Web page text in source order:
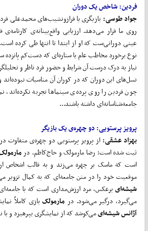
فردین: شاخص یک دوران
جواد طوسی:بازیگری با فرازونشیب‌های محمدعلی
روی ما قرار می‌دهد. ارزیابی واقع‌بینانه‌ی کارنامه‌ی
عینی دورانی‌ست که او از ابتدا تا انتها طی کرده
نوع برخورد مخاطب عام با ستاره‌ای که دست‌کم پانزده
نیاز به درک درست آن شرایط و حضور فرد ناظر و تحلیلگر
نسل‌های این دوران که در کوران آن مناسبات نبوده‌اند
چون فردین را روی پرده‌ی سینماها تجربه نکرده‌اند،
جامعه‌شناسانه‌ای داشته باشند...
پرویز پرستویی: دو چهره‌ی یک بازیگر
بهزاد عشقی:از پرویز پرستویی دو چهره‌ی متفاوت
ثبت شده است: رضا مارمولک و حاج‌کاظم. در مارمولک
است که ماسک بر چهره می‌زند و به قالب اشخاص
موقعیت خود را در متن جامعه‌ای که به کمال تزویر
شیشهایبرعکس، مرد ارزش‌مداری است که با
می‌گیرد، درگیر می‌شود. در مارمولکبازی کاملاً
آژانس شیشهایمی‌کوشد که از نمایشگری بپرهیزد و